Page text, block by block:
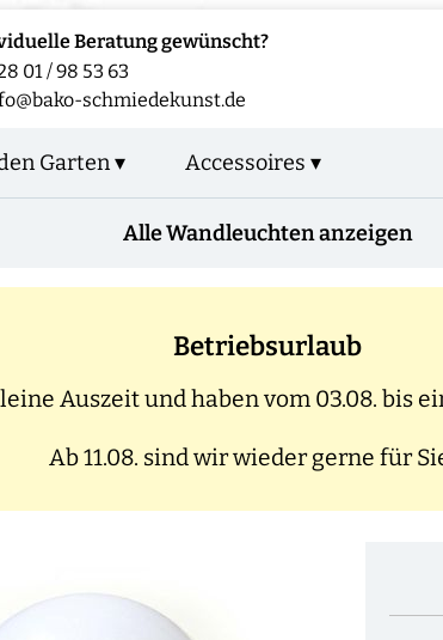
Beratung gewünscht?
01 / 98 53 63
schmiedekunst.de
Garten ▾ Accessoires ▾
Alle Wandleuchten anzeigen
Betriebsurlaub
Auszeit und haben vom 03.08. bis
Ab 11.08. sind wir wieder gerne für